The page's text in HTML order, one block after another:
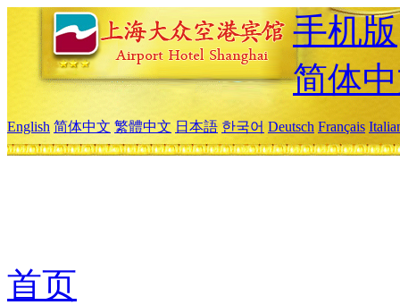
手机版
简体
English 简体中文 繁體中文 日本語 한국어 Deutsch Français
首页